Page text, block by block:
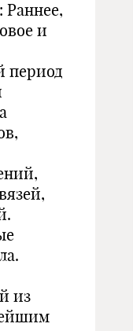
Раннее,
и
период
из